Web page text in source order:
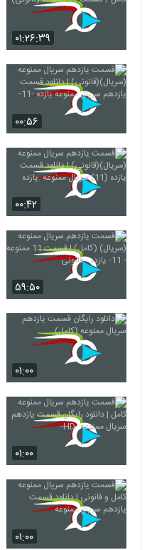
۰۱:۲۶:۳۹
۰۰:۵۶
۰۰:۴۲
۵۹:۵۰
۰۱:۰۰
۰۱:۰۰
۰۱:۰۰